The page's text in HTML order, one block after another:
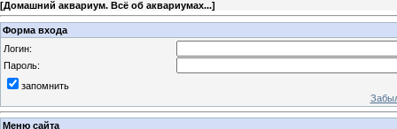
[Домашний аквариум. Всё об аквариумах...]
Форма входа
Логин:
Пароль:
запомнить
Меню сайта